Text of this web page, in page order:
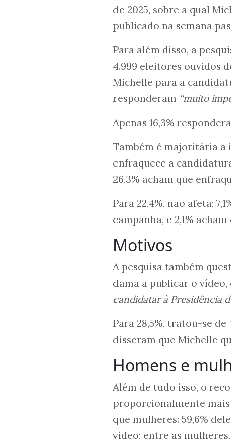
de 2025, sobre a qual
publicado na semana
Para além disso, a
4.999 eleitores ouvidos
Michelle para a
responderam “muito
Apenas 16,3%
Também é majoritária a
enfraquece a
26,3% acham que
Para 22,4%, não afeta;
campanha, e 2,1%
Motivos
A pesquisa também
dama a publicar o vídeo,
candidatar à Presidência
Para 28,5%, tratou-se de
disseram que Michelle
Homens e
Além de tudo isso, o
proporcionalmente mais
que mulheres: 59,6%
vídeo; entre as